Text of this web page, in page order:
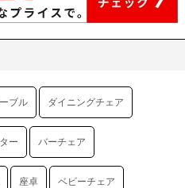
ブル ダイニングチェア
ー バーチェア
座卓 ベビーチェア